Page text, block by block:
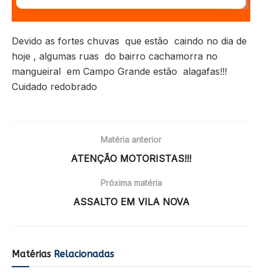
Devido as fortes chuvas que estão caindo no dia de
hoje , algumas ruas do bairro cachamorra no
mangueiral em Campo Grande estão alagafas!!!
Cuidado redobrado
Matéria anterior
ATENÇÃO MOTORISTAS!!!
Próxima matéria
ASSALTO EM VILA NOVA
Matérias Relacionadas